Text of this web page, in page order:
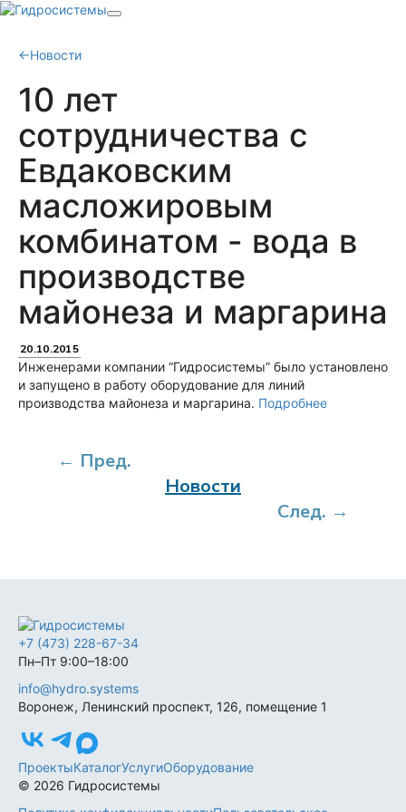
←Новости
10 лет
сотрудничества с
Евдаковским
масложировым
комбинатом - вода в
производстве
майонеза и маргарина
20.10.2015
Инженерами компании “Гидросистемы” было установлено
и запущено в работу оборудование для линий
производства майонеза и маргарина. Подробнее
← Пред.
Новости
След. →
+7 (473) 228-67-34
Пн–Пт 9:00–18:00
info@hydro.systems
Воронеж, Ленинский проспект, 126, помещение 1
ПроектыКаталогУслугиОборудование
© 2026 Гидросистемы